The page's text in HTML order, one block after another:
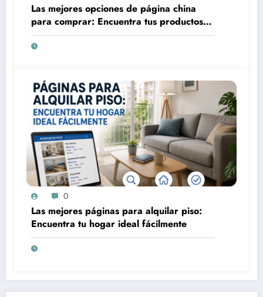
Las mejores opciones de página china
para comprar: Encuentra tus productos
favoritos a precios increíbles
0
Las mejores páginas para alquilar piso:
Encuentra tu hogar ideal fácilmente